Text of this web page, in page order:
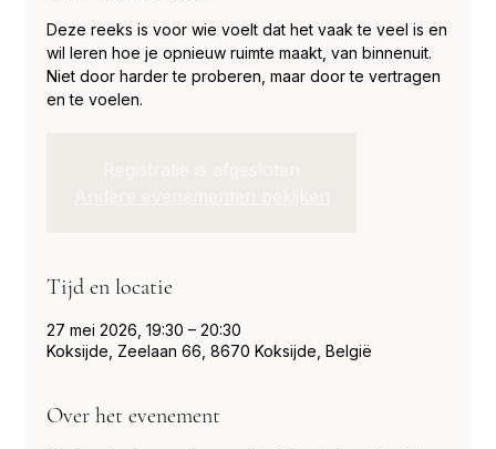
Deze reeks is voor wie voelt dat het vaak te veel is en
wil leren hoe je opnieuw ruimte maakt, van binnenuit.
Niet door harder te proberen, maar door te vertragen
en te voelen.
Tijd en locatie
27 mei 2026, 19:30 – 20:30
Koksijde, Zeelaan 66, 8670 Koksijde, België
Over het evenement